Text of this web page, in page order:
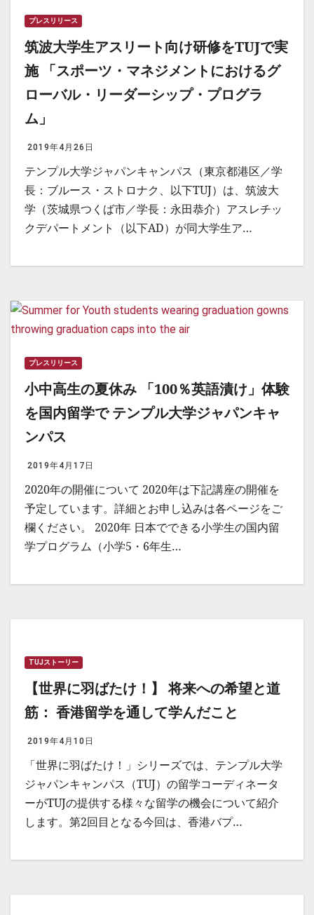
プレスリリース
筑波大学生アスリート向け研修をTUJで実
施 「スポーツ・マネジメントにおけるグ
ローバル・リーダーシップ・プログラ
ム」
2019年4月26日
テンプル大学ジャパンキャンパス（東京都港区／学
長：ブルース・ストロナク、以下TUJ）は、筑波大
学（茨城県つくば市／学長：永田恭介）アスレチッ
クデパートメント（以下AD）が同大学生ア…
プレスリリース
小中高生の夏休み 「100％英語漬け」体験
を国内留学で テンプル大学ジャパンキャ
ンパス
2019年4月17日
2020年の開催について 2020年は下記講座の開催を
予定しています。詳細とお申し込みは各ページをご
欄ください。 2020年 日本でできる小学生の国内留
学プログラム（小学5・6年生…
TUJストーリー
【世界に羽ばたけ！】 将来への希望と道
筋： 香港留学を通して学んだこと
2019年4月10日
「世界に羽ばたけ！」シリーズでは、テンプル大学
ジャパンキャンパス（TUJ）の留学コーディネータ
ーがTUJの提供する様々な留学の機会について紹介
します。第2回目となる今回は、香港バプ…